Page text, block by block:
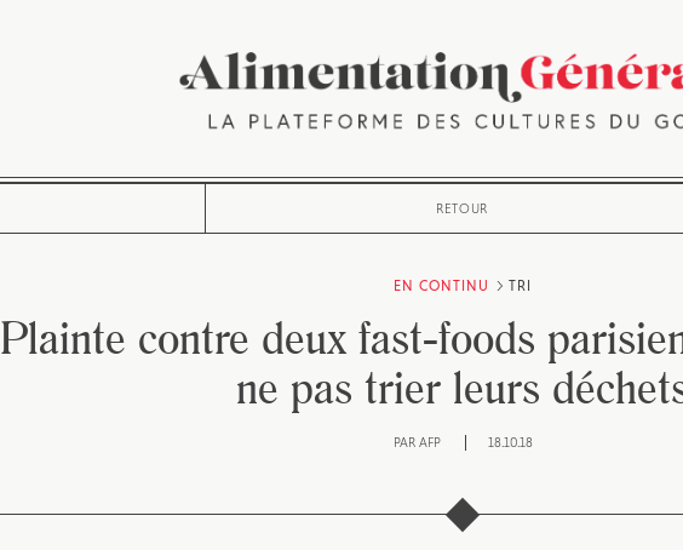
RETOUR
EN CONTINU TRI
Plainte contre deux fast-foods
ne pas trier leurs
PAR AFP 18.10.18